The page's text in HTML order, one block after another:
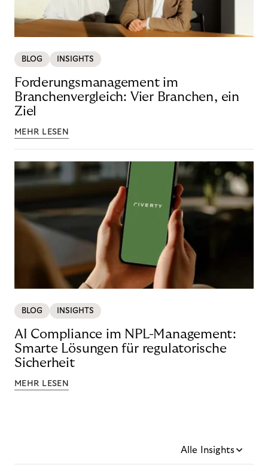
BLOG INSIGHTS
Forderungsmanagement im
Branchenvergleich: Vier Branchen, ein
Ziel
MEHR LESEN
BLOG INSIGHTS
AI Compliance im NPL-Management:
Smarte Lösungen für regulatorische
Sicherheit
MEHR LESEN
Alle Insights